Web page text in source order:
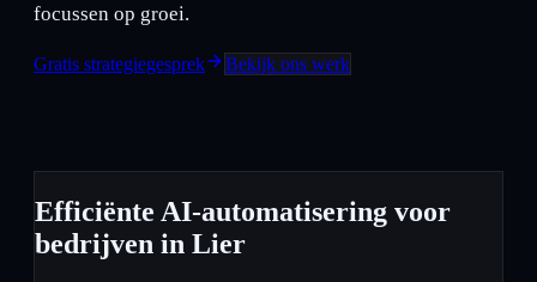
focussen op groei.
Gratis strategiegesprek Bekijk ons werk
Efficiënte AI-automatisering voor
bedrijven in Lier